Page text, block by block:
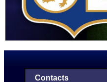
Contacts